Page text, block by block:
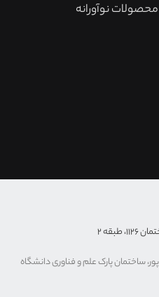
نوآورانه
۲
ساختمان پارک علم و فناوری دانشگاه